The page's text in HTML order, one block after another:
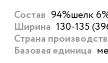
Состав 94%шелк
Ширина 130-135
Страна
Базовая единица